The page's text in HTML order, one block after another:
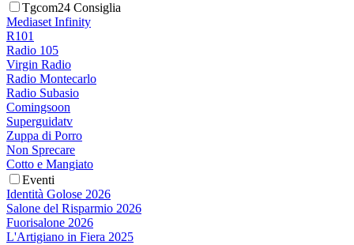
Tgcom24 Consiglia
Mediaset Infinity
R101
Radio 105
Virgin Radio
Radio Montecarlo
Radio Subasio
Comingsoon
Superguidatv
Zuppa di Porro
Non Sprecare
Cotto e Mangiato
Eventi
Identità Golose 2026
Salone del Risparmio 2026
Fuorisalone 2026
L'Artigiano in Fiera 2025